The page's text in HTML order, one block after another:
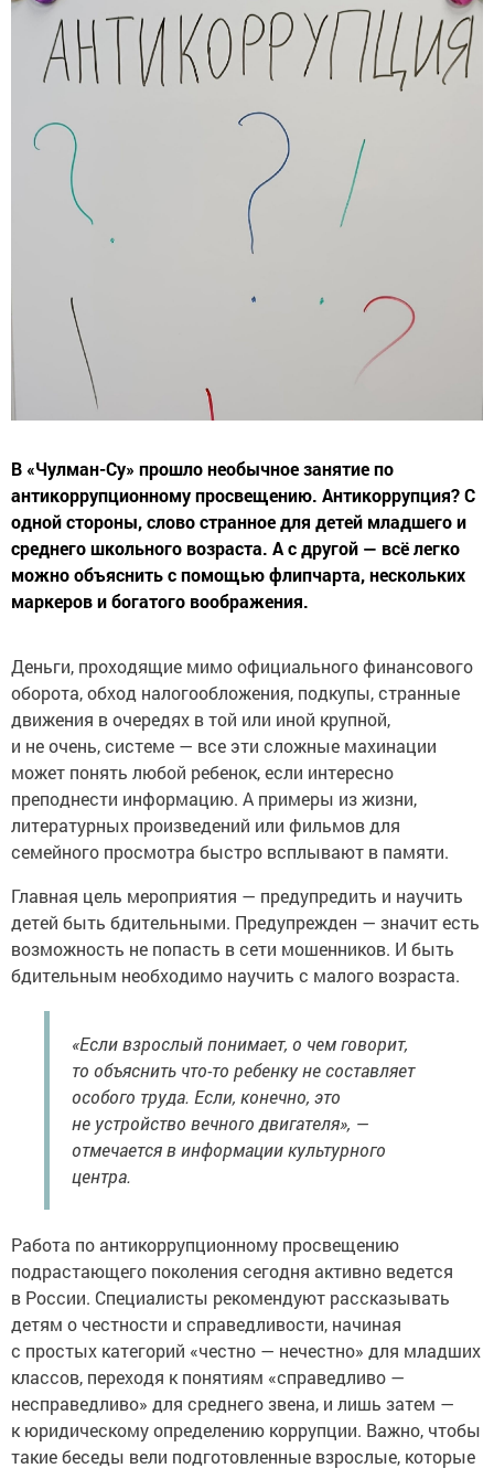
В «Чулман-Су» прошло необычное занятие по
антикоррупционному просвещению. Антикоррупция? С
одной стороны, слово странное для детей младшего и
среднего школьного возраста. А с другой — всё легко
можно объяснить с помощью флипчарта, нескольких
маркеров и богатого воображения.
Деньги, проходящие мимо официального финансового
оборота, обход налогообложения, подкупы, странные
движения в очередях в той или иной крупной,
и не очень, системе — все эти сложные махинации
может понять любой ребенок, если интересно
преподнести информацию. А примеры из жизни,
литературных произведений или фильмов для
семейного просмотра быстро всплывают в памяти.
Главная цель мероприятия — предупредить и научить
детей быть бдительными. Предупрежден — значит есть
возможность не попасть в сети мошенников. И быть
бдительным необходимо научить с малого возраста.
«Если взрослый понимает, о чем говорит,
то объяснить что-то ребенку не составляет
особого труда. Если, конечно, это
не устройство вечного двигателя», —
отмечается в информации культурного
центра.
Работа по антикоррупционному просвещению
подрастающего поколения сегодня активно ведется
в России. Специалисты рекомендуют рассказывать
детям о честности и справедливости, начиная
с простых категорий «честно — нечестно» для младших
классов, переходя к понятиям «справедливо —
несправедливо» для среднего звена, и лишь затем —
к юридическому определению коррупции. Важно, чтобы
такие беседы вели подготовленные взрослые, которые